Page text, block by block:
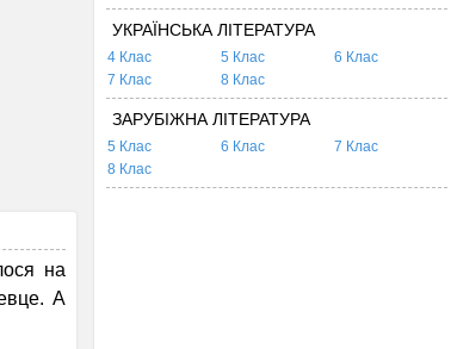
на
А
УКРАЇНСЬКА ЛІТЕРАТУРА
4 Клас 5 Клас
6 Клас
7 Клас
8 Клас
ЗАРУБІЖНА ЛІТЕРАТУРА
5 Клас 6 Клас
7 Клас
8 Клас